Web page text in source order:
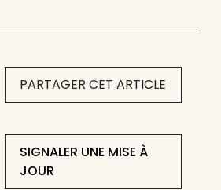
PARTAGER CET ARTICLE
SIGNALER UNE MISE À
JOUR